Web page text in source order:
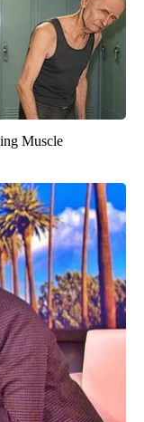
Muscle